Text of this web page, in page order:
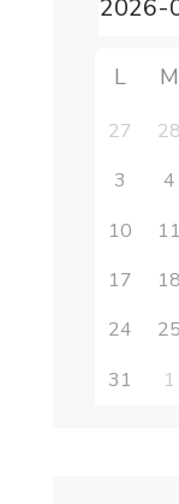
L M
27 28
3
4
10 11
17
18
24
25
31
1